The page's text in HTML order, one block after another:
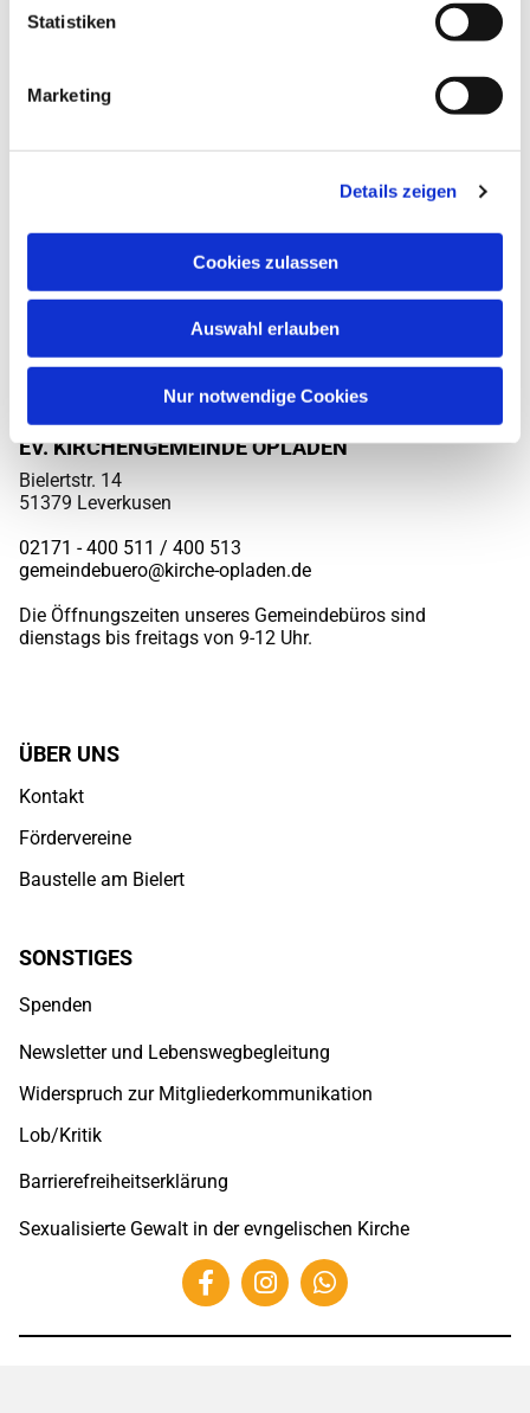
Statistiken
Marketing
Details zeigen
Cookies zulassen
Auswahl erlauben
Nur notwendige Cookies
EV. KIRCHENGEMEINDE OPLADEN
Bielertstr. 14
51379 Leverkusen
02171 - 400 511 / 400 513
gemeindebuero@kirche-opladen.de
Die Öffnungszeiten unseres Gemeindebüros sind
dienstags bis freitags von 9-12 Uhr.
ÜBER UNS
Kontakt
Fördervereine
Baustelle am Bielert
SONSTIGES
Spenden
Newsletter und Lebenswegbegleitung
Widerspruch zur Mitgliederkommunikation
Lob/Kritik
Barrierefreiheitserklärung
Sexualisierte Gewalt in der evngelischen Kirche